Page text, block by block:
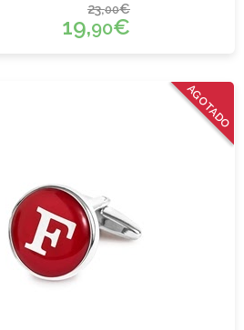
23,00€
19,90€
AGOTADO